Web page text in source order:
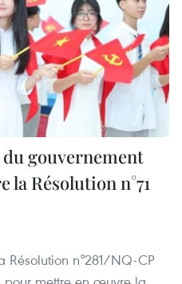
gouvernement
Résolution n°71
n°281/NQ-CP